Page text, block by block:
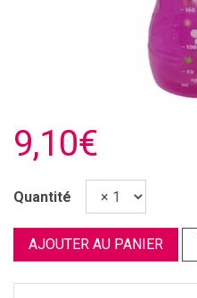
9,10€
Quantité
AJOUTER AU PANIER